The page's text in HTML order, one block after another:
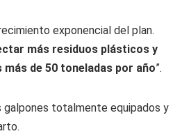
exponencial del plan.
más residuos plásticos y
de 50 toneladas por año”.
galpones totalmente equipados y